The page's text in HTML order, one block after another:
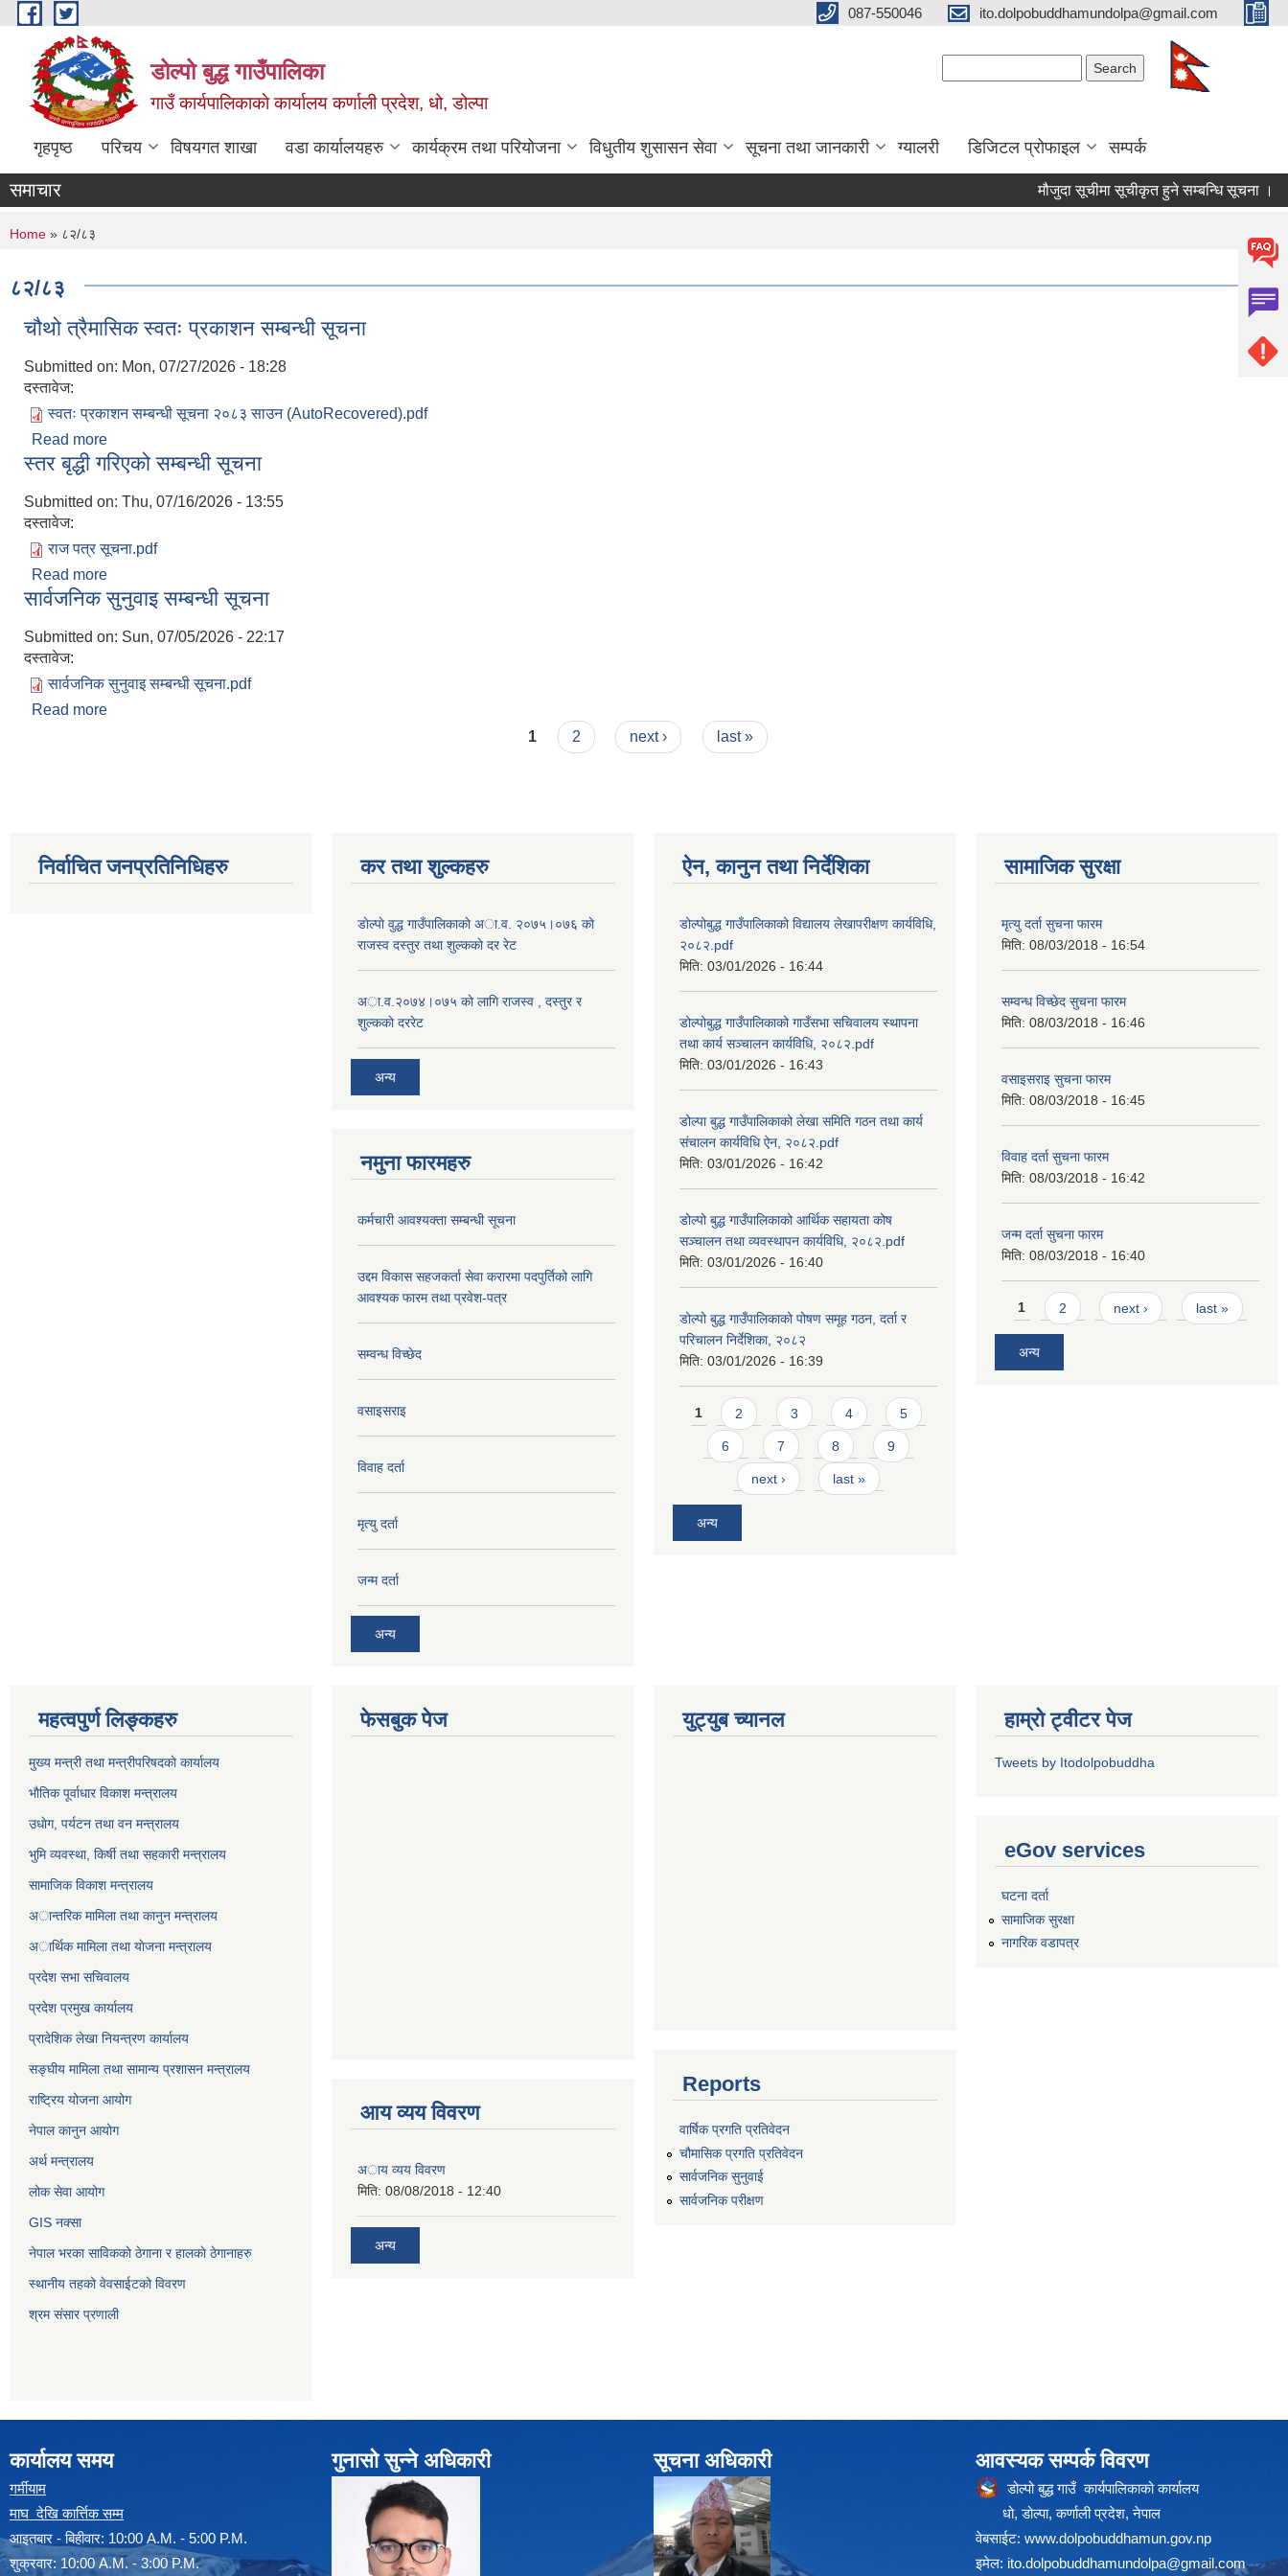
Skip to main content 087-550046 ito.dolpobuddhamundolpa@gmail.com
डोल्पो बुद्ध गाउँपालिका
गाउँ कार्यपालिकाकाे कार्यालय कर्णाली प्रदेश, धो, डोल्पा
गृहपृष्ठ परिचय विषयगत शाखा वडा कार्यालयहरु कार्यक्रम तथा परियोजना विधुतीय शुसासन सेवा सूचना तथा जानकारी ग्यालरी डिजिटल प्रोफाइल सम्पर्क
समाचार मौजुदा सूचीमा सूचीकृत हुने सम्बन्धि सूचना ।
You are here
Home » ८२/८३
८२/८३
चौथो त्रैमासिक स्वतः प्रकाशन सम्बन्धी सूचना
Submitted on: Mon, 07/27/2026 - 18:28
दस्तावेज:
स्वतः प्रकाशन सम्बन्धी सूचना २०८३ साउन (AutoRecovered).pdf
Read more
स्तर बृद्धी गरिएको सम्बन्धी सूचना
Submitted on: Thu, 07/16/2026 - 13:55
दस्तावेज:
राज पत्र सूचना.pdf
Read more
सार्वजनिक सुनुवाइ सम्बन्धी सूचना
Submitted on: Sun, 07/05/2026 - 22:17
दस्तावेज:
सार्वजनिक सुनुवाइ सम्बन्धी सूचना.pdf
Read more
1 2 next › last »
निर्वाचित जनप्रतिनिधिहरु कर तथा शुल्कहरु
डाेल्पाे वुद्ध गाउँपालिकाकाे अा.व. २०७५।०७६ काे
राजस्व दस्तुर तथा शुल्ककाे दर रेट
अा.व.२०७४।०७५ काे लागि राजस्व , दस्तुर र
शुल्ककाे दररेट
अन्य
नमुना फारमहरु
कर्मचारी आवश्यक्ता सम्बन्धी सूचना
उद्दम विकास सहजकर्ता सेवा करारमा पदपुर्तिको लागि
आवश्यक फारम तथा प्रवेश-पत्र
सम्वन्ध विच्छेद
वसाइसराइ
विवाह दर्ता
मृत्यु दर्ता
जन्म दर्ता
अन्य
ऐन, कानुन तथा निर्देशिका
डोल्पोबुद्ध गाउँपालिकाको विद्यालय लेखापरीक्षण कार्यविधि,
२०८२.pdf
मिति: 03/01/2026 - 16:44
डोल्पोबुद्ध गाउँपालिकाको गाउँसभा सचिवालय स्थापना
तथा कार्य सञ्चालन कार्यविधि, २०८२.pdf
मिति: 03/01/2026 - 16:43
डोल्पा बुद्ध गाउँपालिकाको लेखा समिति गठन तथा कार्य
संचालन कार्यविधि ऐन, २०८२.pdf
मिति: 03/01/2026 - 16:42
डोल्पो बुद्ध गाउँपालिकाको आर्थिक सहायता कोष
सञ्चालन तथा व्यवस्थापन कार्यविधि, २०८२.pdf
मिति: 03/01/2026 - 16:40
डोल्पो बुद्ध गाउँपालिकाको पोषण समूह गठन, दर्ता र
परिचालन निर्देशिका, २०८२
मिति: 03/01/2026 - 16:39
Pages
1 2 3 4 5
6 7 8 9
next › last »
अन्य
सामाजिक सुरक्षा
मृत्यु दर्ता सुचना फारम
मिति: 08/03/2018 - 16:54
सम्वन्ध विच्छेद सुचना फारम
मिति: 08/03/2018 - 16:46
वसाइसराइ सुचना फारम
मिति: 08/03/2018 - 16:45
विवाह दर्ता सुचना फारम
मिति: 08/03/2018 - 16:42
जन्म दर्ता सुचना फारम
मिति: 08/03/2018 - 16:40
Pages
1 2 next › last »
अन्य
महत्वपुर्ण लिङ्कहरु
मुख्य मन्त्री तथा मन्त्रीपरिषदकाे कार्यालय
भाैतिक पूर्वाधार विकाश मन्त्रालय
उधाेग, पर्यटन तथा वन मन्त्रालय
भुमि व्यवस्था, किर्षी तथा सहकारी मन्त्रालय
सामाजिक विकाश मन्त्रालय
अान्तरिक मामिला तथा कानुन मन्त्रालय
अार्थिक मामिला तथा याेजना मन्त्रालय
प्रदेश सभा सचिवालय
प्रदेश प्रमुख कार्यालय
प्रादेशिक लेखा नियन्त्रण कार्यालय
सङ्‍घीय मामिला तथा सामान्य प्रशासन मन्त्रालय
राष्ट्रिय योजना आयोग
नेपाल कानुन आयोग
अर्थ मन्त्रालय
लोक सेवा आयोग
GIS नक्सा
नेपाल भरका साविककाे ठेगाना र हालकाे ठेगानाहरु
स्थानीय तहको वेवसाईटको विवरण
श्रम संसार प्रणाली
फेसबुक पेज
आय व्यय विवरण
अाय व्यय विवरण
मिति: 08/08/2018 - 12:40
अन्य
युट्युब च्यानल
Reports
वार्षिक प्रगति प्रतिवेदन
चौमासिक प्रगति प्रतिवेदन
सार्वजनिक सुनुवाई
सार्वजनिक परीक्षण
हाम्रो ट्वीटर पेज
Tweets by Itodolpobuddha
eGov services
घटना दर्ता
सामाजिक सुरक्षा
नागरिक वडापत्र
कार्यालय समय
गर्मीयाम
माघ देखि कार्त्तिक सम्म
आइतबार - बिहीवार: 10:00 A.M. - 5:00 P.M.
शुक्रवार: 10:00 A.M. - 3:00 P.M.
गुनासो सुन्ने अधिकारी सूचना अधिकारी आवस्यक सम्पर्क विवरण
डोल्पो बुद्ध गाउँ कार्यपालिकाको कार्यालय
धो, डोल्पा, कर्णाली प्रदेश, नेपाल
वेबसाईट: www.dolpobuddhamun.gov.np
इमेल: ito.dolpobuddhamundolpa@gmail.com